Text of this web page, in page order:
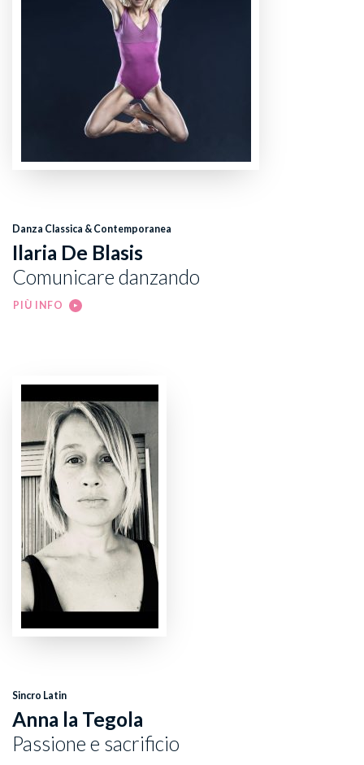
Danza Classica & Contemporanea
Ilaria De Blasis
Comunicare danzando
PIÙ INFO
Sincro Latin
Anna la Tegola
Passione e sacrificio